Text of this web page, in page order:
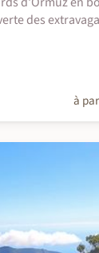
des
à